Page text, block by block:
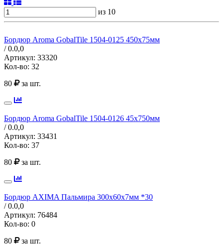
из 10
Бордюр Aroma GobalTile 1504-0125 450х75мм
/ 0.0,0
Артикул: 33320
Кол-во: 32
80
за шт.
Бордюр Aroma GobalTile 1504-0126 45х750мм
/ 0.0,0
Артикул: 33431
Кол-во: 37
80
за шт.
Бордюр AXIMA Пальмира 300х60х7мм *30
/ 0.0,0
Артикул: 76484
Кол-во: 0
80
за шт.